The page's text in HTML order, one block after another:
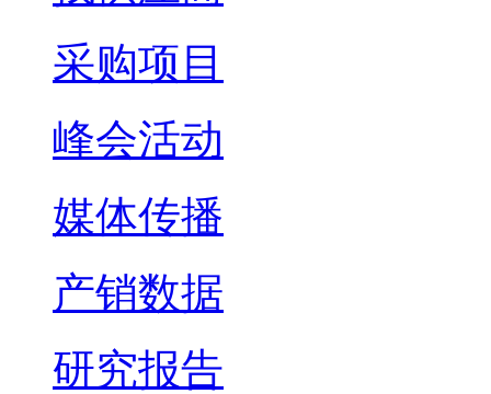
采购项目
峰会活动
媒体传播
产销数据
研究报告